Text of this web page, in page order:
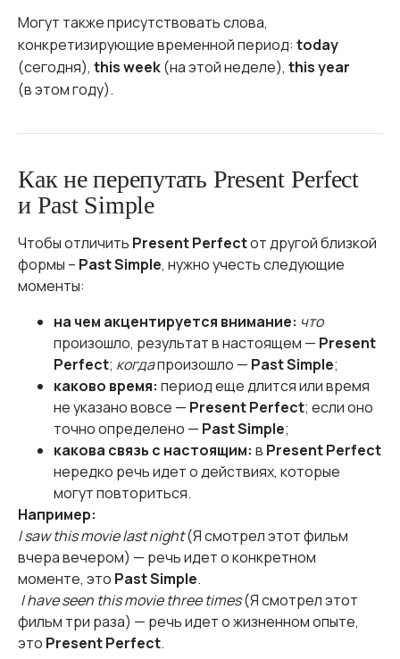
Могут также присутствовать слова,
конкретизирующие временной период: today
(сегодня), this week(на этой неделе), this year
(в этом году).
Как не перепутать Present Perfect
и Past Simple
Чтобы отличить Present Perfectот другой близкой
формы – Past Simple, нужно учесть следующие
моменты:
на чем акцентируется внимание: что
произошло, результат в настоящем — Present
Perfect; когдапроизошло — Past Simple;
каково время: период еще длится или время
не указано вовсе — Present Perfect; если оно
точно определено — Past Simple;
какова связь с настоящим: в Present Perfect
нередко речь идет о действиях, которые
могут повториться.
Например:
I saw this movie last night(Я смотрел этот фильм
вчера вечером) — речь идет о конкретном
моменте, это Past Simple.
I have seen this movie three times(Я смотрел этот
фильм три раза) — речь идет о жизненном опыте,
это Present Perfect.